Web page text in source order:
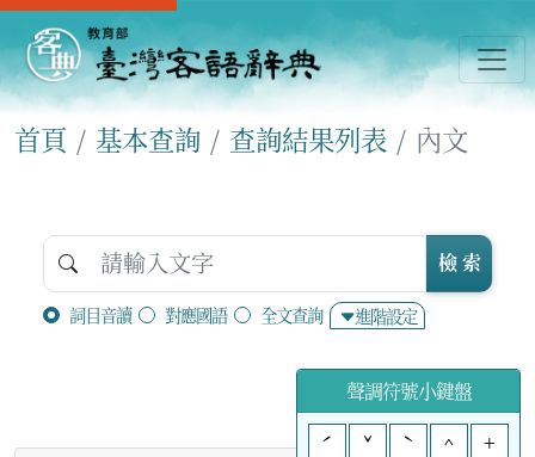
首頁 基本查詢 查詢結果列表 內文
詞目音讀 對應國語 全文查詢 進階設定
檢 索
聲調符號小鍵盤
ˊ
ˇ ˋ ^ +